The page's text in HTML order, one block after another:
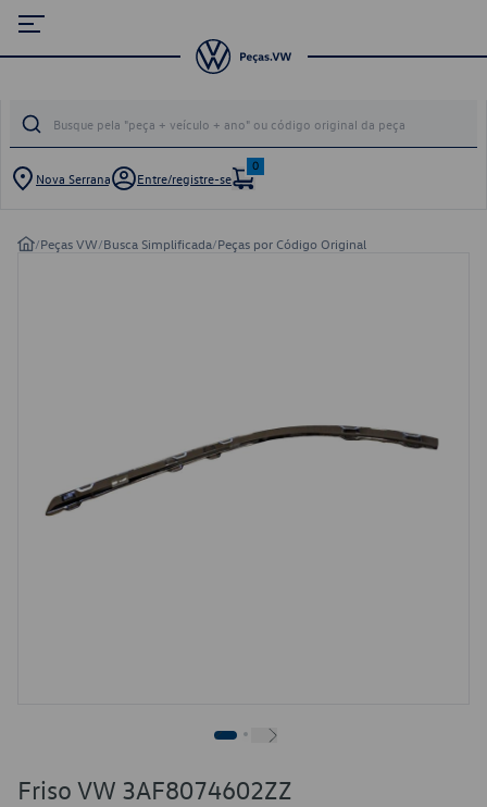
Nova Serrana Entre/registre-se
0
/Peças VW/Busca Simplificada/Peças por Código Original
Friso VW 3AF8074602ZZ